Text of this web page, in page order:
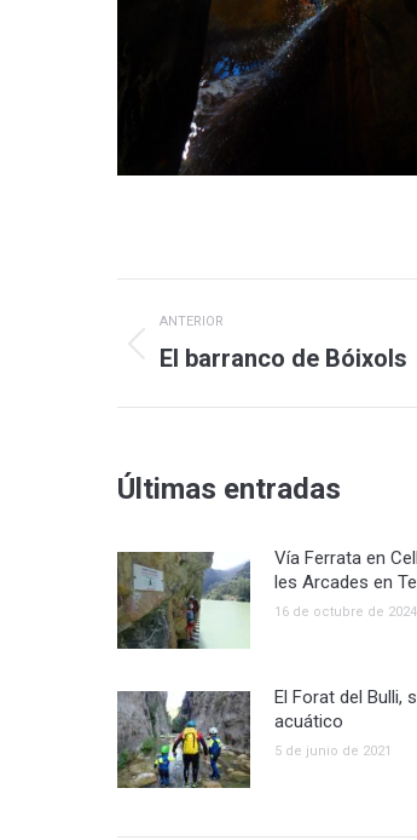
Navegación
entre
publicaciones
ANTERIOR
Publicación
El barranco de Bóixols
Últimas entradas
Vía Ferrata en
les Arcades en
16 de octubre de 2024
El Forat del Bulli,
acuático
5 de junio de 2021